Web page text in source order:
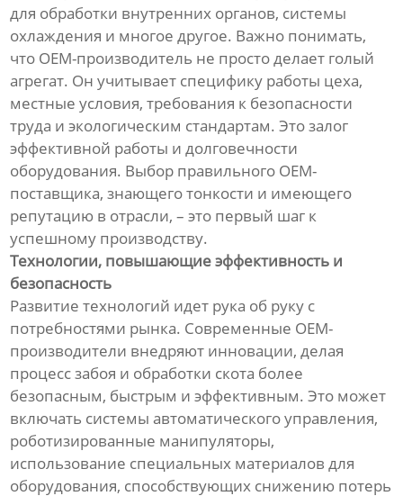
для обработки внутренних органов, системы
охлаждения и многое другое. Важно понимать,
что OEM-производитель не просто делает голый
агрегат. Он учитывает специфику работы цеха,
местные условия, требования к безопасности
труда и экологическим стандартам. Это залог
эффективной работы и долговечности
оборудования. Выбор правильного OEM-
поставщика, знающего тонкости и имеющего
репутацию в отрасли, – это первый шаг к
успешному производству.
Технологии, повышающие эффективность и
безопасность
Развитие технологий идет рука об руку с
потребностями рынка. Современные OEM-
производители внедряют инновации, делая
процесс забоя и обработки скота более
безопасным, быстрым и эффективным. Это может
включать системы автоматического управления,
роботизированные манипуляторы,
использование специальных материалов для
оборудования, способствующих снижению потерь